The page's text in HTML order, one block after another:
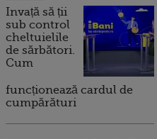
Invață să ții
sub control
cheltuielile
de sărbători.
Cum
funcționează cardul de
cumpărături